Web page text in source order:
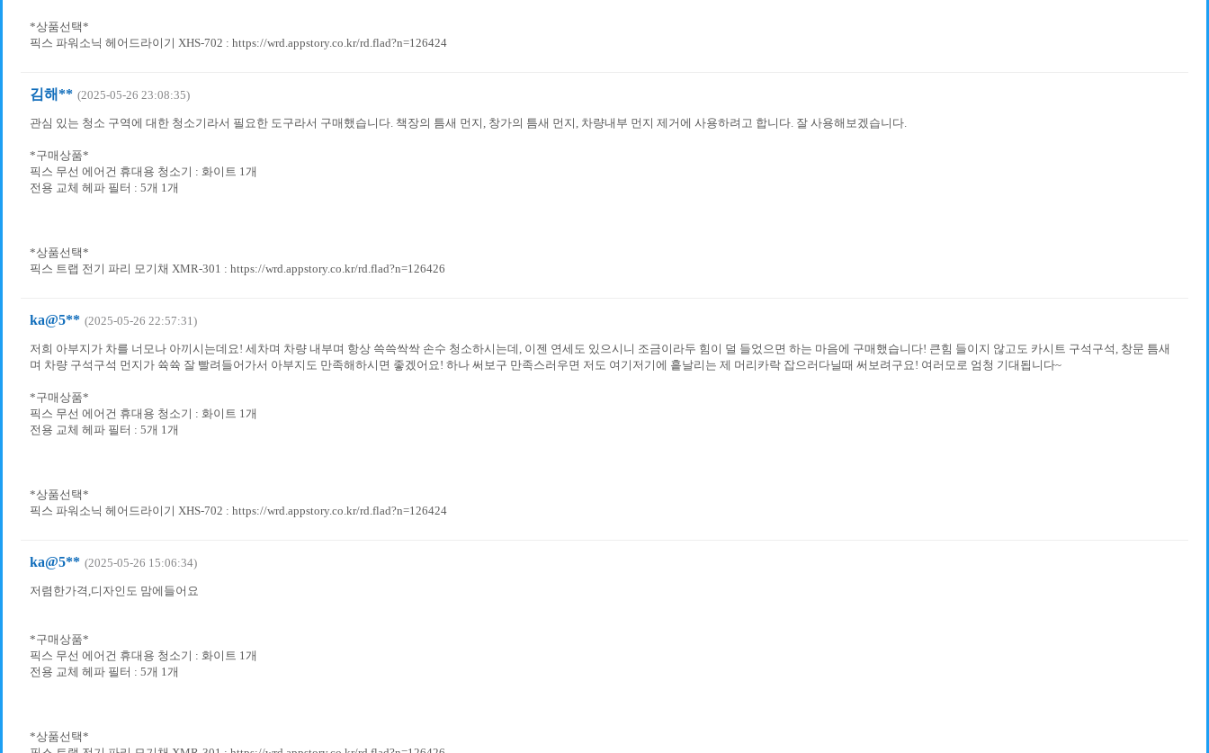
*상품선택*
픽스 파워소닉 헤어드라이기 XHS-702 : https://wrd.appstory.co.kr/rd.flad?n=126424
김해** (2025-05-26 23:08:35)
관심 있는 청소 구역에 대한 청소기라서 필요한 도구라서 구매했습니다. 책장의 틈새 먼지, 창가의 틈새 먼지, 차량내부 먼지 제거에 사용하려고 합니다. 잘 사용해보겠습니다.
*구매상품*
픽스 무선 에어건 휴대용 청소기 : 화이트 1개
전용 교체 헤파 필터 : 5개 1개
*상품선택*
픽스 트랩 전기 파리 모기채 XMR-301 : https://wrd.appstory.co.kr/rd.flad?n=126426
ka@5** (2025-05-26 22:57:31)
저희 아부지가 차를 너모나 아끼시는데요! 세차며 차량 내부며 항상 쓱쓱싹싹 손수 청소하시는데, 이젠 연세도 있으시니 조금이라두 힘이 덜 들었으면 하는 마음에 구매했습니다! 큰힘 들이지 않고도 카시트 구석구석, 창문 틈새
며 차량 구석구석 먼지가 쓕쓕 잘 빨려들어가서 아부지도 만족해하시면 좋겠어요! 하나 써보구 만족스러우면 저도 여기저기에 흩날리는 제 머리카락 잡으러다닐때 써보려구요! 여러모로 엄청 기대됩니다~
*구매상품*
픽스 무선 에어건 휴대용 청소기 : 화이트 1개
전용 교체 헤파 필터 : 5개 1개
*상품선택*
픽스 파워소닉 헤어드라이기 XHS-702 : https://wrd.appstory.co.kr/rd.flad?n=126424
ka@5** (2025-05-26 15:06:34)
저렴한가격,디자인도 맘에들어요
*구매상품*
픽스 무선 에어건 휴대용 청소기 : 화이트 1개
전용 교체 헤파 필터 : 5개 1개
*상품선택*